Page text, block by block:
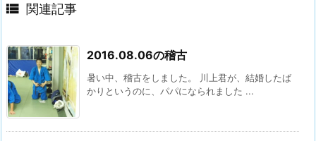
 関連記事
2016.08.06の稽古
暑い中、稽古をしました。 川上君が、結婚したば
かりというのに、パパになられました ...